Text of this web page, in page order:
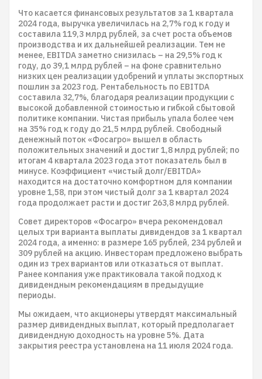
Что касается финансовых результатов за 1 квартала
2024 года, выручка увеличилась на 2,7% год к году и
составила 119,3 млрд рублей, за счет роста объемов
производства и их дальнейшей реализации. Тем не
менее, EBITDA заметно снизилась – на 29,5% год к
году, до 39,1 млрд рублей – на фоне сравнительно
низких цен реализации удобрений и уплаты экспортных
пошлин за 2023 год. Рентабельность по EBITDA
составила 32,7%, благодаря реализации продукции с
высокой добавленной стоимостью и гибкой сбытовой
политике компании. Чистая прибыль упала более чем
на 35% год к году до 21,5 млрд рублей. Свободный
денежный поток «Фосагро» вышел в область
положительных значений и достиг 1,8 млрд рублей; по
итогам 4 квартала 2023 года этот показатель был в
минусе. Коэффициент «чистый долг/EBITDA»
находится на достаточно комфортном для компании
уровне 1,58, при этом чистый долг за 1 квартал 2024
года продолжает расти и достиг 263,8 млрд рублей.
Совет директоров «Фосагро» вчера рекомендовал
целых три варианта выплаты дивидендов за 1 квартал
2024 года, а именно: в размере 165 рублей, 234 рублей и
309 рублей на акцию. Инвесторам предложено выбрать
один из трех вариантов или отказаться от выплат.
Ранее компания уже практиковала такой подход к
дивидендным рекомендациям в предыдущие
периоды.
Мы ожидаем, что акционеры утвердят максимальный
размер дивидендных выплат, который предполагает
дивидендную доходность на уровне 5%. Дата
закрытия реестра установлена на 11 июля 2024 года.